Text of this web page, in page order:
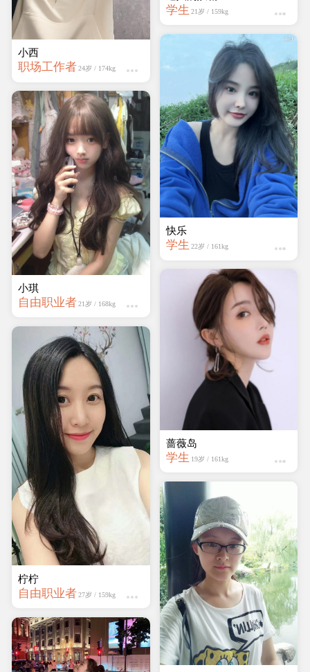
小西
职场工作者 24岁 / 174kg
小琪
自由职业者 21岁 / 168kg
柠柠
自由职业者 27岁 / 159kg
学生 21岁 / 159kg
快乐
学生 22岁 / 161kg
蔷薇岛
学生 19岁 / 161kg